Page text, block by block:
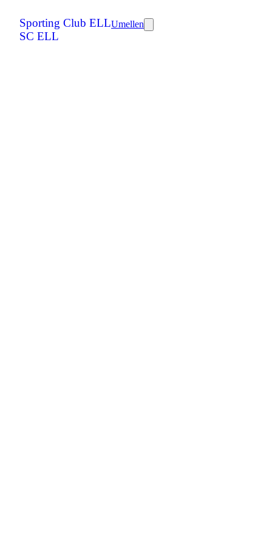
Sporting Club ELL
SC ELL
Umellen